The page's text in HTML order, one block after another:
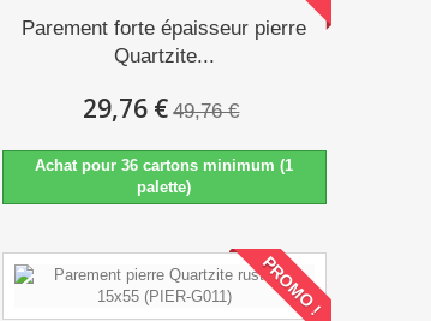
Parement forte épaisseur pierre
Quartzite...
29,76 € 49,76 €
Achat pour 36 cartons minimum (1
palette)
PROMO !